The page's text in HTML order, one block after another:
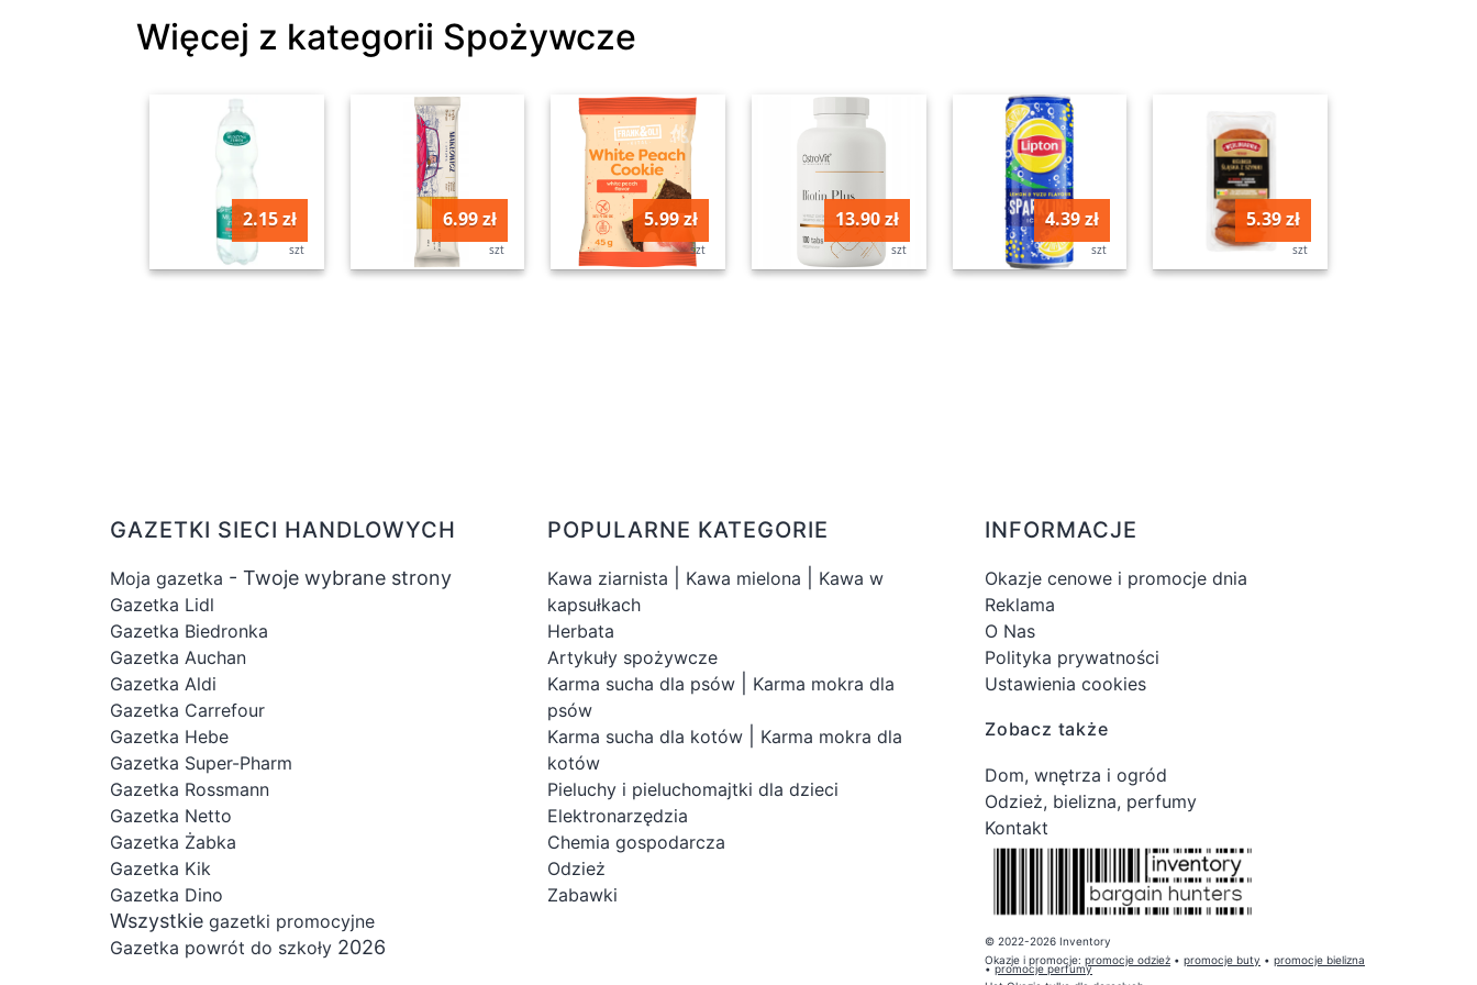
Więcej z kategorii Spożywcze
2.15 zł
szt
6.99 zł
szt
5.99 zł
szt
13.90 zł
szt
4.39 zł
szt
5.39 zł
szt
GAZETKI SIECI HANDLOWYCH
Moja gazetka - Twoje wybrane strony
Gazetka Lidl
Gazetka Biedronka
Gazetka Auchan
Gazetka Aldi
Gazetka Carrefour
Gazetka Hebe
Gazetka Super-Pharm
Gazetka Rossmann
Gazetka Netto
Gazetka Żabka
Gazetka Kik
Gazetka Dino
Wszystkie gazetki promocyjne
Gazetka powrót do szkoły 2026
POPULARNE KATEGORIE
Kawa ziarnista Kawa mielona
Kawa w
kapsułkach
Herbata
Artykuły spożywcze
Karma sucha dla psów
Karma mokra dla
psów
Karma sucha dla kotów
Karma mokra dla
kotów
Pieluchy i pieluchomajtki dla dzieci
Elektronarzędzia
Chemia gospodarcza
Odzież
Zabawki
INFORMACJE
Okazje cenowe i promocje dnia
Reklama
O Nas
Polityka prywatności
Ustawienia cookies
Zobacz także
Dom, wnętrza i ogród
Odzież, bielizna, perfumy
Kontakt
© 2022-2026 Inventory
Okazje i promocje: promocje odzież • promocje buty • promocje bielizna
•promocje perfumy